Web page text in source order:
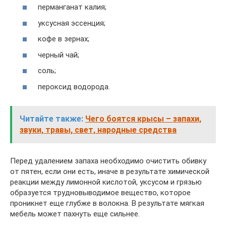
перманганат калия;
уксусная эссенция;
кофе в зернах;
черный чай;
соль;
пероксид водорода.
Читайте также: Чего боятся крысы – запахи,
звуки, травы, свет, народные средства
Перед удалением запаха необходимо очистить обивку
от пятен, если они есть, иначе в результате химической
реакции между лимонной кислотой, уксусом и грязью
образуется трудновыводимое вещество, которое
проникнет еще глубже в волокна. В результате мягкая
мебель может пахнуть еще сильнее.